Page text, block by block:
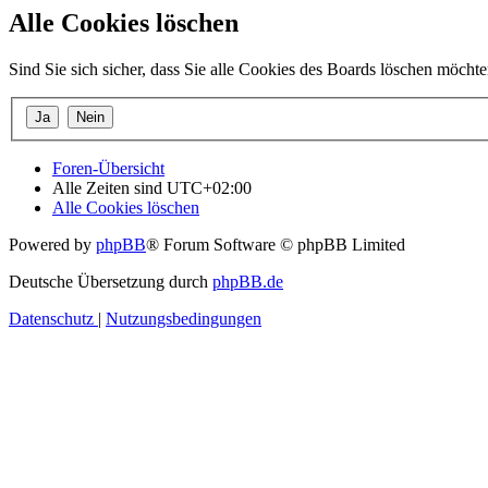
Alle Cookies löschen
Sind Sie sich sicher, dass Sie alle Cookies des Boards löschen
Foren-Übersicht
Alle Zeiten sind UTC+02:00
Alle Cookies löschen
Powered by phpBB® Forum Software © phpBB Limited
Deutsche Übersetzung durch phpBB.de
Datenschutz | Nutzungsbedingungen